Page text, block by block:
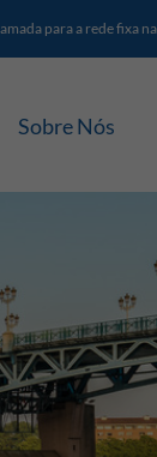
para a rede fixa
Sobre Nós